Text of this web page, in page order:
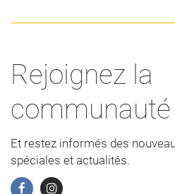
Rejoignez la
communauté
Et restez informés des
spéciales et actualités.